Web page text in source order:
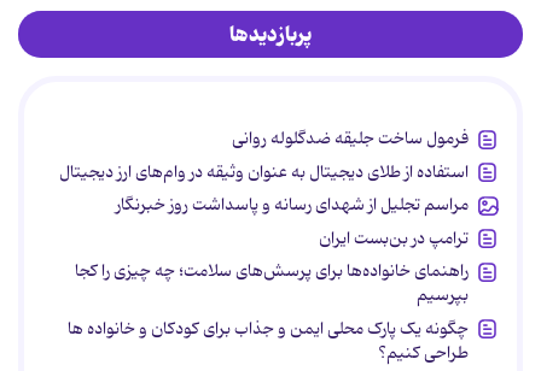
پربازدیدها
فرمول ساخت جلیقه ضدگلوله روانی
استفاده از طلای دیجیتال به عنوان وثیقه در وام‌های ارز دیجیتال
مراسم تجلیل از شهدای رسانه و پاسداشت روز خبرنگار
ترامپ در بن‌بست ایران
راهنمای خانواده‌ها برای پرسش‌های سلامت؛ چه چیزی را کجا
بپرسیم
چگونه یک پارک محلی ایمن و جذاب برای کودکان و خانواده ها
طراحی کنیم؟